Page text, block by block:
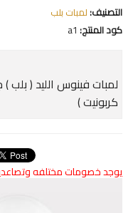
التصنيف:لمبات بلب
كود المنتج: a1
لمبات فينوس الليد ( بلب
كربونيت )
يوجد خصومات مختلفه